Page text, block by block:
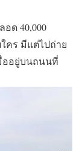
ด 40,000
คร มีแต่ไปถ่าย
ออยู่บนถนนที่